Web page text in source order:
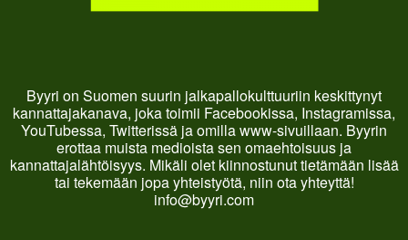
Byyri on Suomen suurin jalkapallokulttuuriin keskittynyt
kannattajakanava, joka toimii Facebookissa, Instagramissa,
YouTubessa, Twitterissä ja omilla www-sivuillaan. Byyrin
erottaa muista medioista sen omaehtoisuus ja
kannattajalähtöisyys. Mikäli olet kiinnostunut tietämään lisää
tai tekemään jopa yhteistyötä, niin ota yhteyttä!
info@byyri.com